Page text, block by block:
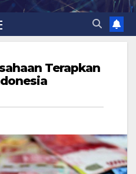
Terapkan